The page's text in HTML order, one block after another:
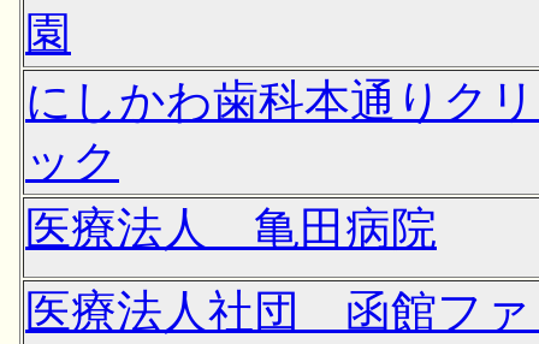
園
にしかわ歯科本通りク
ック
医療法人 亀田病院
医療法人社団 函館フ